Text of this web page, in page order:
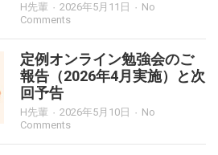
H先輩 2026年5月11日
No
Comments
定例オンライン勉強会のご
報告（2026年4月実施）と次
回予告
H先輩 2026年5月10日
No
Comments